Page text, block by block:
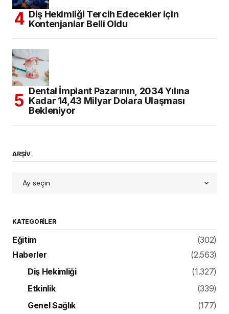
Diş Hekimliği Tercih Edecekler için
Kontenjanlar Belli Oldu
Dental İmplant Pazarının, 2034 Yılına
Kadar 14,43 Milyar Dolara Ulaşması
Bekleniyor
ARŞİV
KATEGORILER
Eğitim
(302)
Haberler
(2.563)
Diş Hekimliği
(1.327)
Etkinlik
(339)
Genel Sağlık
(177)